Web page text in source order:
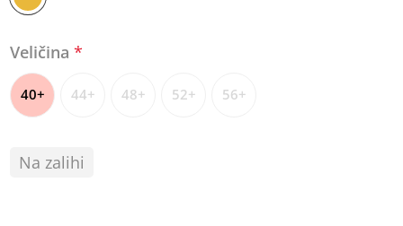
Veličina*
40+ 44+ 48+ 52+ 56+
Na zalihi